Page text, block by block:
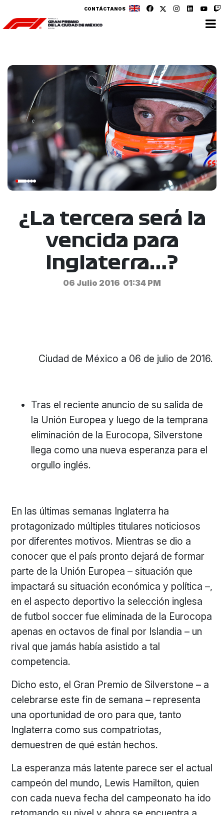
CONTÁCTANOS
¿La tercera será la
vencida para
Inglaterra…?
06 Julio 2016 01:34 PM
Ciudad de México a 06 de julio de 2016.
Tras el reciente anuncio de su salida de
la Unión Europea y luego de la temprana
eliminación de la Eurocopa, Silverstone
llega como una nueva esperanza para el
orgullo inglés.
En las últimas semanas Inglaterra ha
protagonizado múltiples titulares noticiosos
por diferentes motivos. Mientras se dio a
conocer que el país pronto dejará de formar
parte de la Unión Europea – situación que
impactará su situación económica y política –,
en el aspecto deportivo la selección inglesa
de futbol soccer fue eliminada de la Eurocopa
apenas en octavos de final por Islandia – un
rival que jamás había asistido a tal
competencia.
Dicho esto, el Gran Premio de Silverstone – a
celebrarse este fin de semana – representa
una oportunidad de oro para que, tanto
Inglaterra como sus compatriotas,
demuestren de qué están hechos.
La esperanza más latente parece ser el actual
campeón del mundo, Lewis Hamilton, quien
con cada nueva fecha del campeonato ha ido